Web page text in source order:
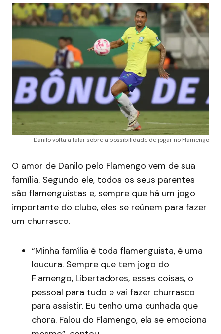
Danilo volta a falar sobre a possibilidade de jogar no Flamengo
O amor de Danilo pelo Flamengo vem de sua
família. Segundo ele, todos os seus parentes
são flamenguistas e, sempre que há um jogo
importante do clube, eles se reúnem para fazer
um churrasco.
“Minha família é toda flamenguista, é uma
loucura. Sempre que tem jogo do
Flamengo, Libertadores, essas coisas, o
pessoal para tudo e vai fazer churrasco
para assistir. Eu tenho uma cunhada que
chora. Falou do Flamengo, ela se emociona